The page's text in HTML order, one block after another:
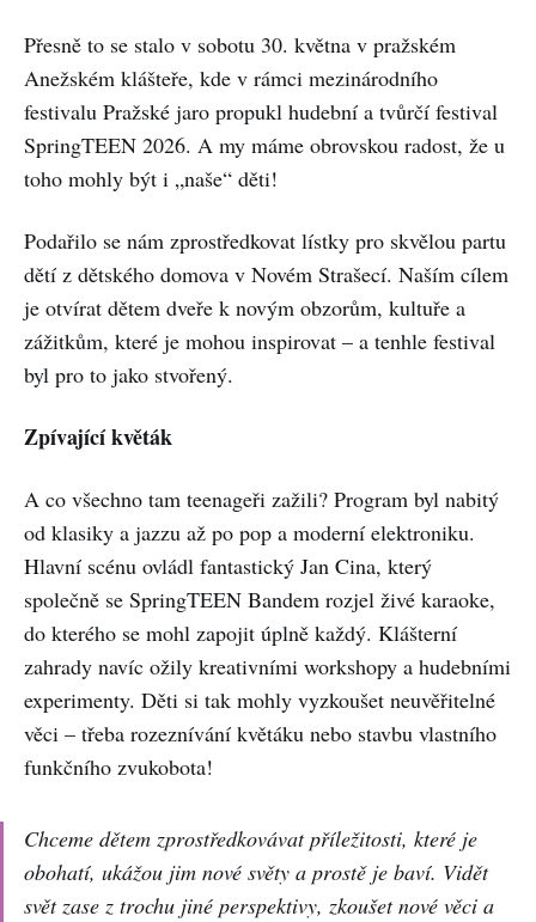
Přesně to se stalo v sobotu 30. května v pražském
Anežském klášteře, kde v rámci mezinárodního
festivalu Pražské jaro propukl hudební a tvůrčí festival
SpringTEEN 2026. A my máme obrovskou radost, že u
toho mohly být i „naše“ děti!
Podařilo se nám zprostředkovat lístky pro skvělou partu
dětí z dětského domova v Novém Strašecí. Naším cílem
je otvírat dětem dveře k novým obzorům, kultuře a
zážitkům, které je mohou inspirovat – a tenhle festival
byl pro to jako stvořený.
Zpívající květák
A co všechno tam teenageři zažili? Program byl nabitý
od klasiky a jazzu až po pop a moderní elektroniku.
Hlavní scénu ovládl fantastický Jan Cina, který
společně se SpringTEEN Bandem rozjel živé karaoke,
do kterého se mohl zapojit úplně každý. Klášterní
zahrady navíc ožily kreativními workshopy a hudebními
experimenty. Děti si tak mohly vyzkoušet neuvěřitelné
věci – třeba rozeznívání květáku nebo stavbu vlastního
funkčního zvukobota!
Chceme dětem zprostředkovávat příležitosti, které je
obohatí, ukážou jim nové světy a prostě je baví. Vidět
svět zase z trochu jiné perspektivy, zkoušet nové věci a